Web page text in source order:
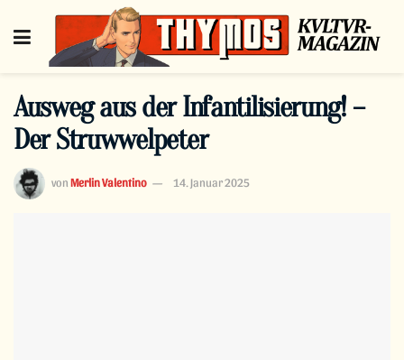
Ausweg aus der Infantilisierung! –
Der Struwwelpeter
von Merlin Valentino 14. Januar 2025